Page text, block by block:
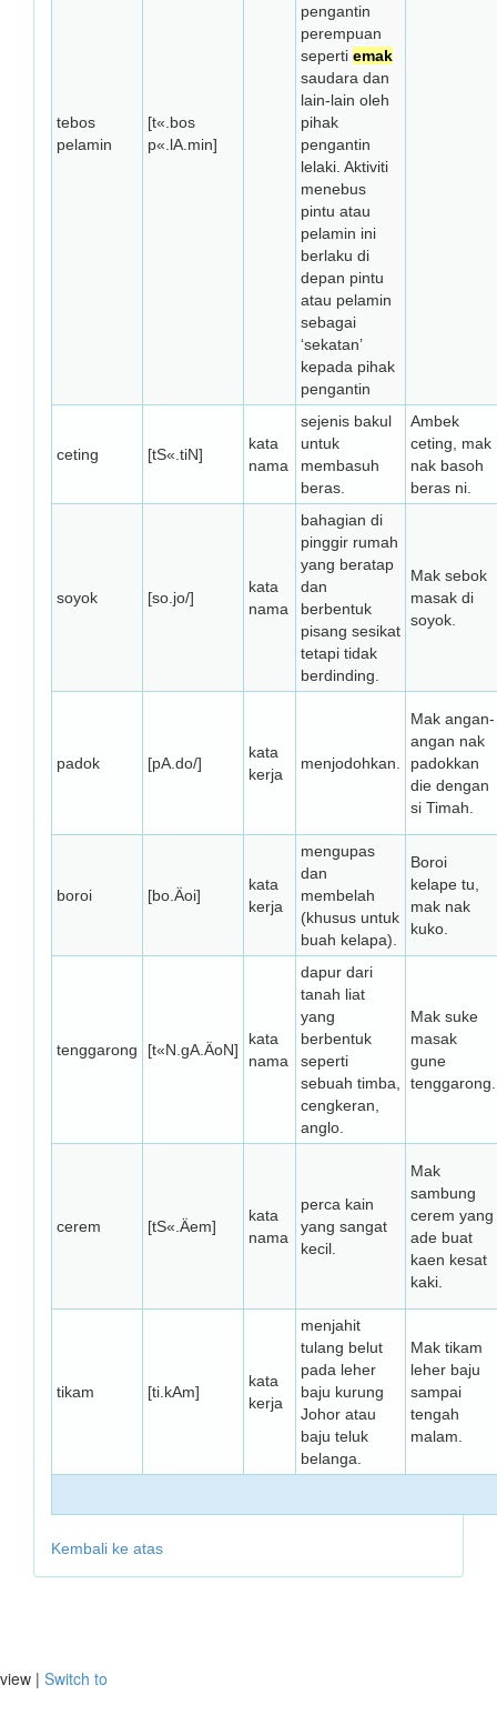
tebos
pelamin
[t«.bos
p«.lA.min]
pengantin
perempuan
seperti emak
saudara dan
lain-lain oleh
pihak
pengantin
lelaki. Aktiviti
menebus
pintu atau
pelamin ini
berlaku di
depan pintu
atau pelamin
sebagai
‘sekatan’
kepada pihak
pengantin
ceting [tS«.tiN]
kata
nama
sejenis bakul
untuk
membasuh
beras.
Ambek
ceting, mak
nak basoh
beras ni.
soyok [so.jo/]
kata
nama
bahagian di
pinggir rumah
yang beratap
dan
berbentuk
pisang sesikat
tetapi tidak
berdinding.
Mak sebok
masak di
soyok.
padok [pA.do/]
kata
kerja
menjodohkan.
Mak angan-
angan nak
padokkan
die dengan
si Timah.
boroi [bo.Äoi]
kata
kerja
mengupas
dan
membelah
(khusus untuk
buah kelapa).
Boroi
kelape tu,
mak nak
kuko.
tenggarong [t«N.gA.ÄoN]
kata
nama
dapur dari
tanah liat
yang
berbentuk
seperti
sebuah timba,
cengkeran,
anglo.
Mak suke
masak
gune
tenggarong.
cerem [tS«.Äem]
kata
nama
perca kain
yang sangat
kecil.
Mak
sambung
cerem yang
ade buat
kaen kesat
kaki.
tikam [ti.kAm]
kata
kerja
menjahit
tulang belut
pada leher
baju kurung
Johor atau
baju teluk
belanga.
Mak tikam
leher baju
sampai
tengah
malam.
Kembali ke atas
view | Switch to